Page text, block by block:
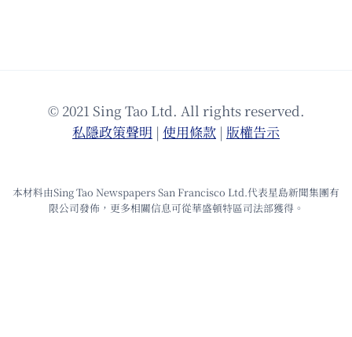
© 2021 Sing Tao Ltd. All rights reserved.
私隱政策聲明 | 使⽤條款 | 版權告⽰
本材料由Sing Tao Newspapers San Francisco Ltd.代表星島新聞集團有
限公司發佈，更多相關信息可從華盛頓特區司法部獲得。